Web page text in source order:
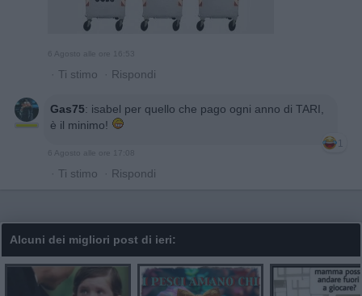
6 Agosto alle ore 16:53
· Ti stimo · Rispondi
Gas75: isabel per quello che pago ogni anno di TARI,
è il minimo!
1
6 Agosto alle ore 17:08
· Ti stimo · Rispondi
Alcuni dei migliori post di ieri: